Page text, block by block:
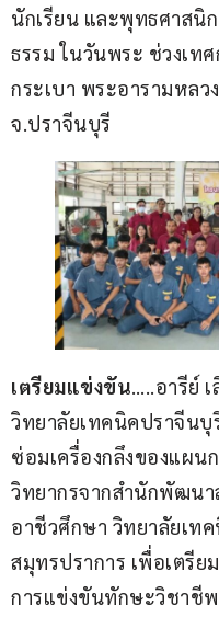
นักเรียน และพุทธศาสนิ
ธรรม ในวันพระ ช่วงเท
กระเบา พระอารามหลว
จ.ปราจีนบุรี
เตรียมแข่งขัน…..อารีย์
วิทยาลัยเทคนิคปราจีนบุ
ซ่อมเครื่องกลึงของแผน
วิทยากรจากสำนักพัฒน
อาชีวศึกษา วิทยาลัยเท
สมุทรปราการ เพื่อเตรี
การแข่งขันทักษะวิชาชี